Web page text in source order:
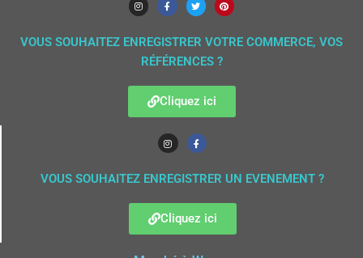
VOUS SOUHAITEZ ENREGISTRER VOTRE COMMERCE, VOS
RÉFÉRENCES ?
Cliquez ici
VOUS SOUHAITEZ ENREGISTRER UN EVENEMENT ?
Cliquez ici